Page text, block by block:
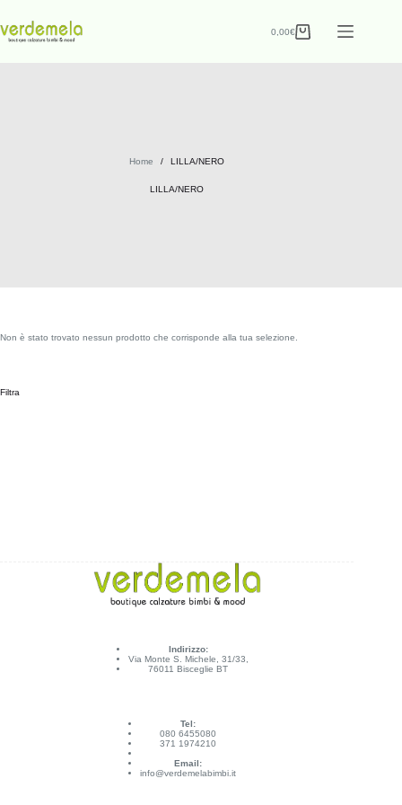
0,00€
Home / LILLA/NERO
LILLA/NERO
Non è stato trovato nessun prodotto che corrisponde alla tua selezione.
Filtra
Indirizzo:
Via Monte S. Michele, 31/33,
76011 Bisceglie BT
Tel:
080 6455080
371 1974210
Email:
info@verdemelabimbi.it